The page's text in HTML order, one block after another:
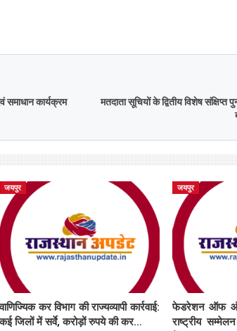
समाधान कार्यक्रम
मतदाता सूचियों के द्वितीय विशेष संक्षिप्त
जयपुर
वाणिज्यिक कर विभाग की राज्यव्यापी कार्रवाई:
कई जिलों में सर्वे, करोड़ों रुपये की कर…
जयपुर
फेडरेशन ऑफ
राष्ट्रीय